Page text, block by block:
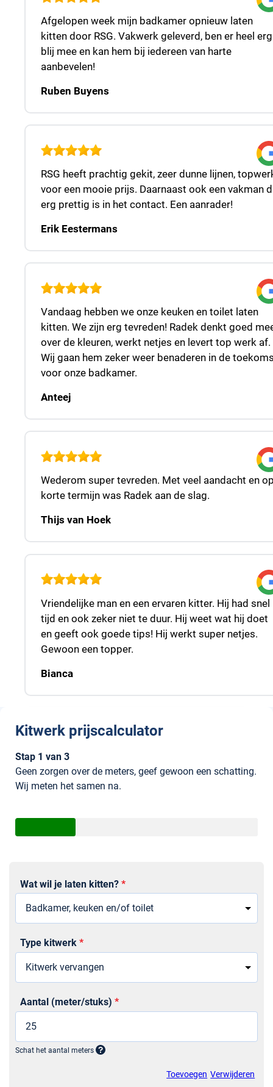
Afgelopen week mijn badkamer opnieuw laten
kitten door RSG. Vakwerk geleverd, ben er heel erg
blij mee en kan hem bij iedereen van harte
aanbevelen!
Ruben Buyens
RSG heeft prachtig gekit, zeer dunne lijnen,
voor een mooie prijs. Daarnaast ook een vakman
erg prettig is in het contact. Een aanrader!
Erik Eestermans
Vandaag hebben we onze keuken en toilet laten
kitten. We zijn erg tevreden! Radek denkt goed
over de kleuren, werkt netjes en levert top werk af.
Wij gaan hem zeker weer benaderen in de
voor onze badkamer.
Anteej
Wederom super tevreden. Met veel aandacht en
korte termijn was Radek aan de slag.
Thijs van Hoek
Vriendelijke man en een ervaren kitter. Hij had snel
tijd en ook zeker niet te duur. Hij weet wat hij doet
en geeft ook goede tips! Hij werkt super netjes.
Gewoon een topper.
Bianca
Header
Kitwerk prijscalculator
Stap 1 van 3
Geen zorgen over de meters, geef gewoon een schatting.
Wij meten het samen na.
Sectie
Wat wil je laten kitten? *
Type kitwerk *
Aantal (meter/stuks) *
Schat het aantal meters
Toevoegen Verwijderen